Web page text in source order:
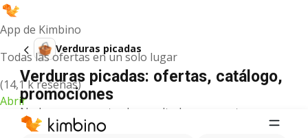
App de Kimbino
Todas las ofertas en un solo lugar
(14,1 k reseñas)
Abrir
Verduras picadas
Verduras picadas: ofertas, catálogo,
promociones
No hemos encontrado resultados para este
término.